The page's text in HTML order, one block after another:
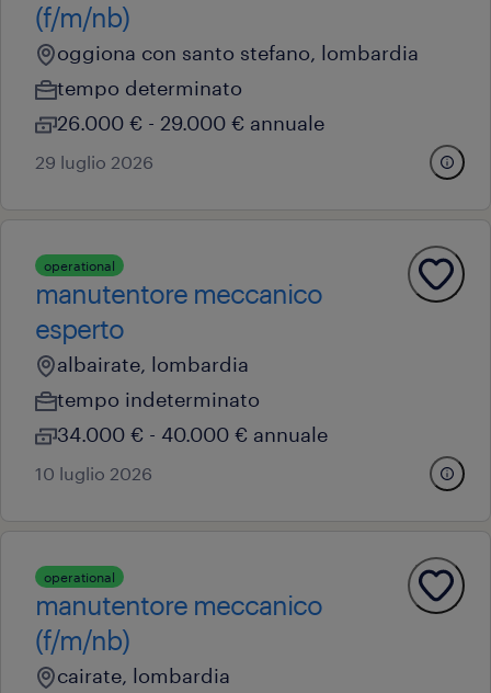
(f/m/nb)
oggiona con santo stefano, lombardia
tempo determinato
26.000 € - 29.000 € annuale
29 luglio 2026
operational
manutentore meccanico
esperto
albairate, lombardia
tempo indeterminato
34.000 € - 40.000 € annuale
10 luglio 2026
operational
manutentore meccanico
(f/m/nb)
cairate, lombardia